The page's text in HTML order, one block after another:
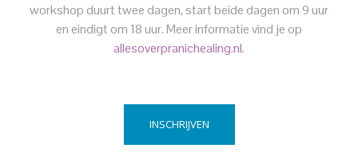
workshop duurt twee dagen, start beide dagen om 9 uur
en eindigt om 18 uur. Meer informatie vind je op
allesoverpranichealing.nl.
INSCHRIJVEN